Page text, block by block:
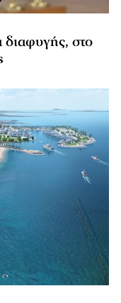
διαφυγής, στο